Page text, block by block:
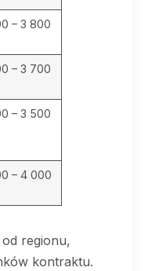
– 3 800
– 3 700
– 3 500
– 4 000
regionu,
kontraktu.